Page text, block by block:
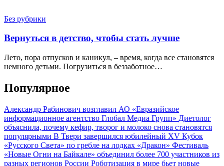
Без рубрики
Вернуться в детство, чтобы стать лучше
Лето, пора отпусков и каникул, – время, когда все становятся
немного детьми. Погрузиться в беззаботное…
Популярное
Александр Рабинович возглавил АО «Евразийское
информационное агентство Глобал Медиа Групп» Диетолог
объяснила, почему кефир, творог и молоко снова становятся
популярными В Твери завершился юбилейный XV Кубок
«Русского Света» по гребле на лодках «Дракон» Фестиваль
«Новые Огни на Байкале» объединил более 700 участников из
разных регионов России Роботизация в мире бьет новые